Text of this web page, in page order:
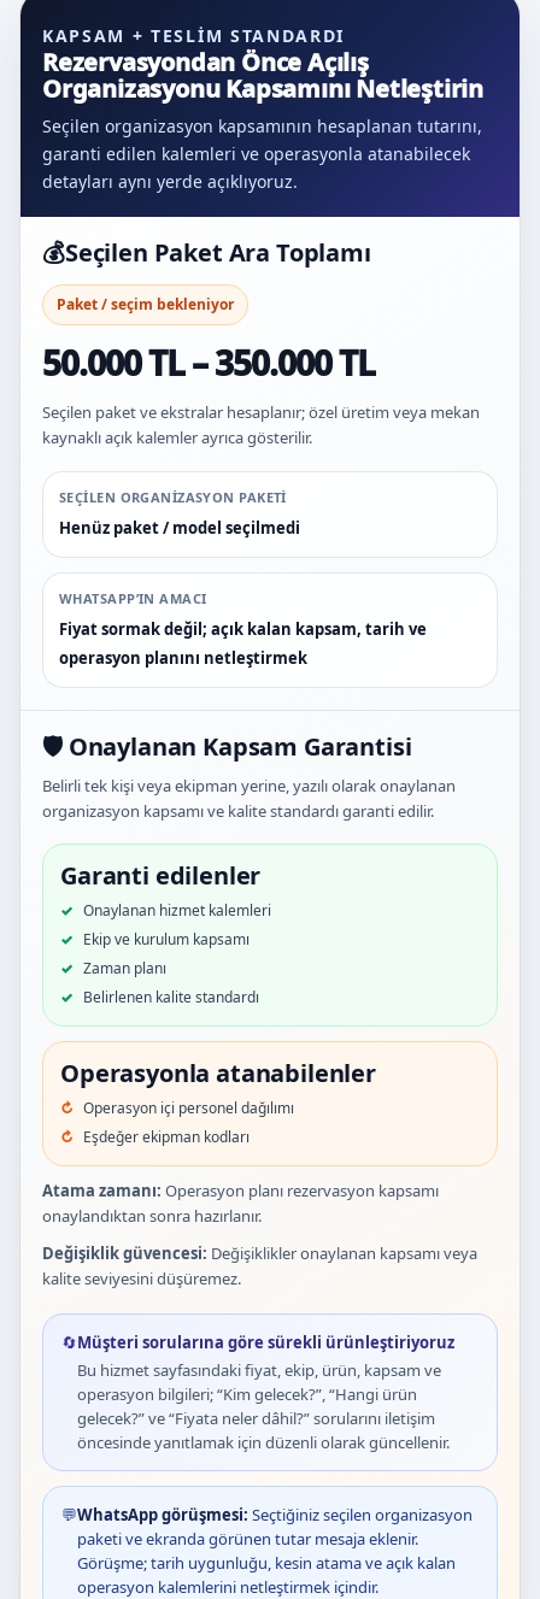
KAPSAM + TESLIM STANDARDI
Rezervasyondan Önce Açılış
Organizasyonu Kapsamını Netleştirin
Seçilen organizasyon kapsamının hesaplanan tutarını,
garanti edilen kalemleri ve operasyonla atanabilecek
detayları aynı yerde açıklıyoruz.
💰Seçilen Paket Ara Toplamı
Paket / seçim bekleniyor
50.000 TL – 350.000 TL
Seçilen paket ve ekstralar hesaplanır; özel üretim veya mekan
kaynaklı açık kalemler ayrıca gösterilir.
SEÇILEN ORGANIZASYON PAKETI
Henüz paket / model seçilmedi
WHATSAPP’IN AMACI
Fiyat sormak değil; açık kalan kapsam, tarih ve
operasyon planını netleştirmek
🛡️ Onaylanan Kapsam Garantisi
Belirli tek kişi veya ekipman yerine, yazılı olarak onaylanan
organizasyon kapsamı ve kalite standardı garanti edilir.
Garanti edilenler
Onaylanan hizmet kalemleri
Ekip ve kurulum kapsamı
Zaman planı
Belirlenen kalite standardı
Operasyonla atanabilenler
Operasyon içi personel dağılımı
Eşdeğer ekipman kodları
Atama zamanı: Operasyon planı rezervasyon kapsamı
onaylandıktan sonra hazırlanır.
Değişiklik güvencesi: Değişiklikler onaylanan kapsamı veya
kalite seviyesini düşüremez.
🔄Müşteri sorularına göre sürekli ürünleştiriyoruz
Bu hizmet sayfasındaki fiyat, ekip, ürün, kapsam ve
operasyon bilgileri; “Kim gelecek?”, “Hangi ürün
gelecek?” ve “Fiyata neler dâhil?” sorularını iletişim
öncesinde yanıtlamak için düzenli olarak güncellenir.
💬WhatsApp görüşmesi: Seçtiğiniz seçilen organizasyon
paketi ve ekranda görünen tutar mesaja eklenir.
Görüşme; tarih uygunluğu, kesin atama ve açık kalan
operasyon kalemlerini netleştirmek içindir.